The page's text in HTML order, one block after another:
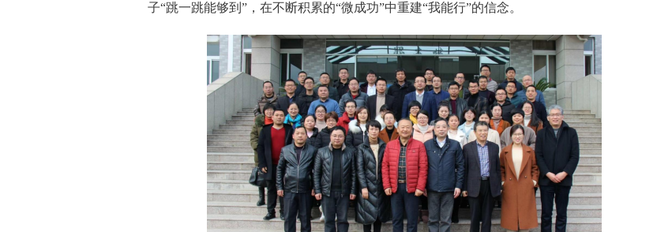
子“跳一跳能够到”，在不断积累的“微成功”中重建“我能行”的信念。